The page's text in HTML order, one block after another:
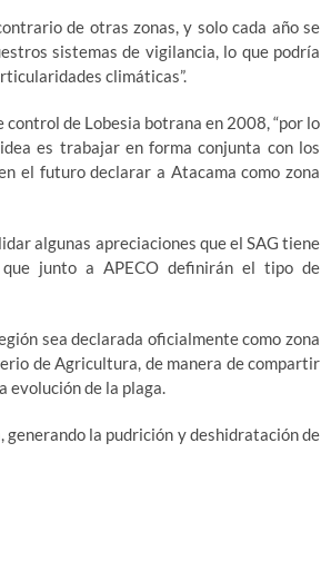
de otras zonas, y solo cada año se
sistemas de vigilancia, lo que podría
climáticas”.
de Lobesia botrana en 2008, “por lo
es trabajar en forma conjunta con los
el futuro declarar a Atacama como zona
algunas apreciaciones que el SAG tiene
junto a APECO definirán el tipo de
sea declarada oficialmente como zona
de Agricultura, de manera de compartir
evolución de la plaga.
la pudrición y deshidratación de